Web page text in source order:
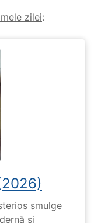
zilei:
smulge
și